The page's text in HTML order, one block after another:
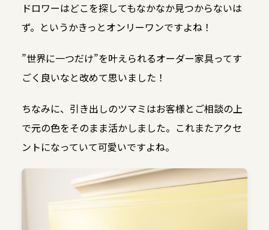
ドロワーはどこを探してもなかなか見つからないは
ず。というかきっとオンリーワンですよね！
”世界に一つだけ”を叶えられるオーダー家具ってす
ごく良いなと改めて思いました！
ちなみに、引き出しのツマミはお客様とご相談の上
で元の色をそのまま活かしました。これまたアクセ
ントになっていて可愛いですよね。